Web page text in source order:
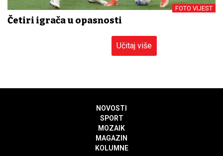
FOTO VIJEST
Četiri igrača u opasnosti
Učitaj više
NOVOSTI
SPORT
MOZAIK
MAGAZIN
KOLUMNE